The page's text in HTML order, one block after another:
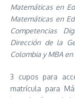
Matemáticas en
Matemáticas en
Competencias
Dirección de la
Colombia y MBA
3 cupos para
matrícula para